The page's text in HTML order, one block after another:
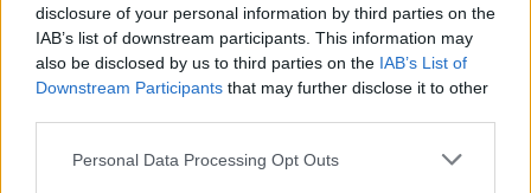
disclosure of your personal information by third parties on the
IAB’s list of downstream participants. This information may
also be disclosed by us to third parties on the IAB’s List of
Downstream Participants that may further disclose it to other
Please note that this website/app uses one or more Google
Personal Data Processing Opt Outs